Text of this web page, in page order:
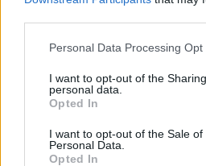
Personal Data Processing Opt
I want to opt-out of the
personal data.
Opted In
I want to opt-out of the Sale of
Personal Data.
Opted In
παντρεμένοι άνδρες έχουν
παχυσαρκίας, σε σύγκριση...